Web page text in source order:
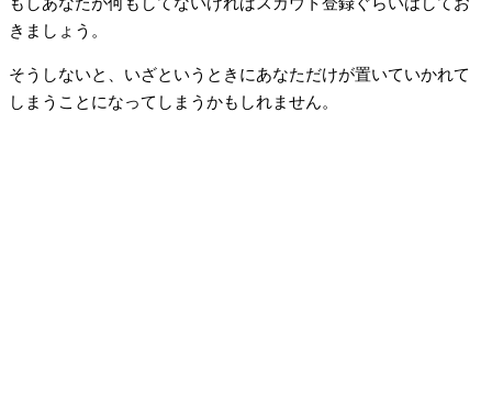
もしあなたが何もしてないければスカウト登録ぐらいはしてお
きましょう。
そうしないと、いざというときにあなただけが置いていかれて
しまうことになってしまうかもしれません。